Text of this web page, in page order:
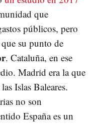
que
públicos, pero
su punto de
. Cataluña, en ese
Madrid era la que
Islas Baleares.
no son
España es un